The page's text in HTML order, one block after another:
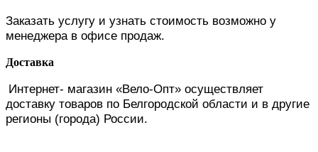
Заказать услугу и узнать стоимость возможно у
менеджера в офисе продаж.
Доставка
Интернет- магазин «Вело-Опт» осуществляет
доставку товаров по Белгородской области и в другие
регионы (города) России.